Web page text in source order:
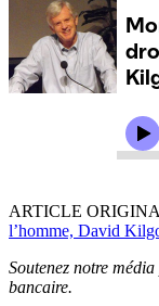
ARTICLE
l’homme, David
Soutenez notre
bancaire.